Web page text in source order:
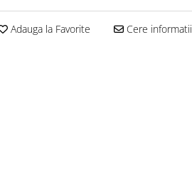
Adauga la Favorite Cere informatii